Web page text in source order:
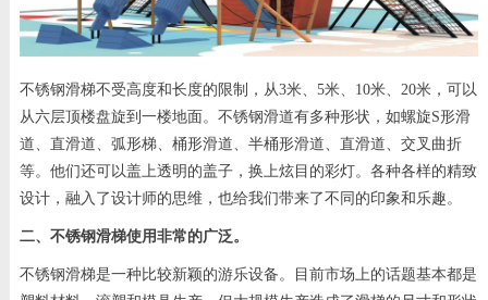
不锈钢滑梯不受高度和长度的限制，从3米、5米、10米、20米，可以
从六层顶楼盘旋到一楼地面。不锈钢滑道有多种形状，如螺旋S形滑
道、直滑道、弧形梯、桶形滑道、半桶形滑道、直滑道、交叉曲折
等。他们还可以盖上透明的盖子，换上炫目的彩灯。各种各样的精致
设计，融入了设计师的思维，也给我们带来了不同的印象和乐趣。
二、不锈钢滑梯使用非常的广泛。
不锈钢滑梯是一种比较新颖的游乐设备。目前市场上的话题基本都是